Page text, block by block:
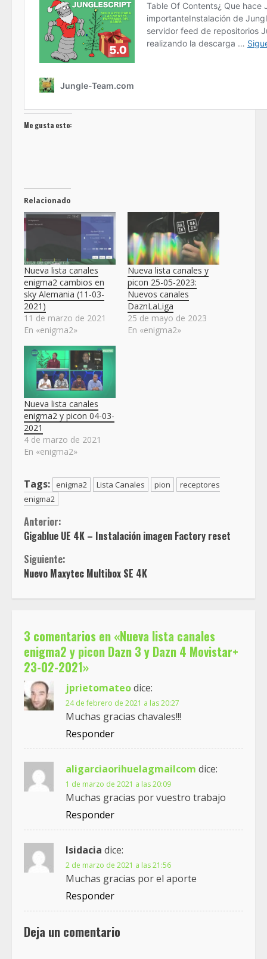
Me gusta esto:
Relacionado
Nueva lista canales
enigma2 cambios en
sky Alemania (11-03-
2021)
11 de marzo de 2021
En «enigma2»
Nueva lista canales y
picon 25-05-2023:
Nuevos canales
DaznLaLiga
25 de mayo de 2023
En «enigma2»
Nueva lista canales
enigma2 y picon 04-03-
2021
4 de marzo de 2021
En «enigma2»
Tags: enigma2 Lista Canales pion
receptores
enigma2
Sigue
leyendo
Anterior:
Gigablue UE 4K – Instalación imagen Factory reset
Siguiente:
Nuevo Maxytec Multibox SE 4K
3 comentarios en «Nueva lista canales
enigma2 y picon Dazn 3 y Dazn 4 Movistar+
23-02-2021»
jprietomateodice:
24 de febrero de 2021 a las 20:27
Muchas gracias chavales!!!
Responder
aligarciaorihuelagmailcom dice:
1 de marzo de 2021 a las 20:09
Muchas gracias por vuestro trabajo
Responder
Isidacia dice:
2 de marzo de 2021 a las 21:56
Muchas gracias por el aporte
Responder
Deja un comentario